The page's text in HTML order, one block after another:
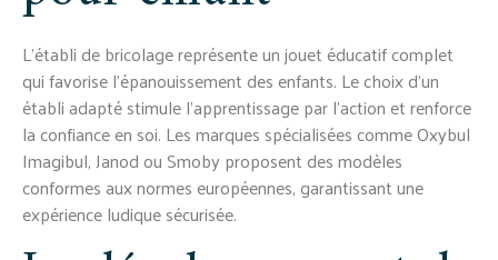
L'établi de bricolage représente un jouet éducatif complet
qui favorise l'épanouissement des enfants. Le choix d'un
établi adapté stimule l'apprentissage par l'action et renforce
la confiance en soi. Les marques spécialisées comme Oxybul
Imagibul, Janod ou Smoby proposent des modèles
conformes aux normes européennes, garantissant une
expérience ludique sécurisée.